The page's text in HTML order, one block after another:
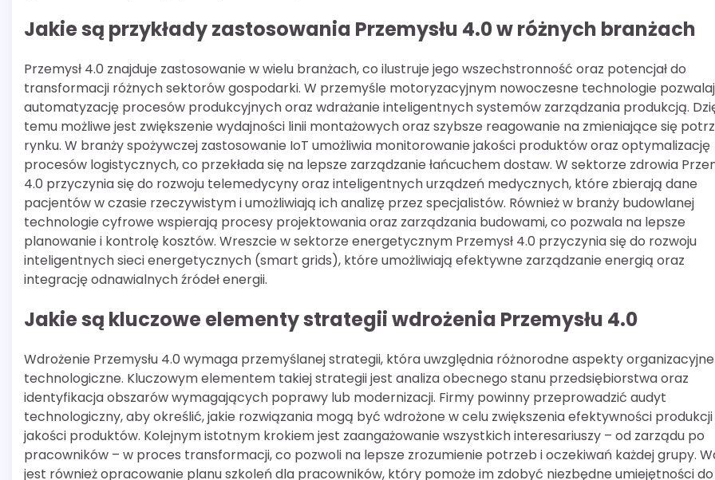
Jakie są przykłady zastosowania Przemysłu 4.0 w różnych branżach
Przemysł 4.0 znajduje zastosowanie w wielu branżach, co ilustruje jego wszechstronność oraz potencjał do
transformacji różnych sektorów gospodarki. W przemyśle motoryzacyjnym nowoczesne technologie
automatyzację procesów produkcyjnych oraz wdrażanie inteligentnych systemów zarządzania produkcją.
temu możliwe jest zwiększenie wydajności linii montażowych oraz szybsze reagowanie na zmieniające się
rynku. W branży spożywczej zastosowanie IoT umożliwia monitorowanie jakości produktów oraz optymalizację
procesów logistycznych, co przekłada się na lepsze zarządzanie łańcuchem dostaw. W sektorze zdrowia
4.0 przyczynia się do rozwoju telemedycyny oraz inteligentnych urządzeń medycznych, które zbierają dane
pacjentów w czasie rzeczywistym i umożliwiają ich analizę przez specjalistów. Również w branży budowlanej
technologie cyfrowe wspierają procesy projektowania oraz zarządzania budowami, co pozwala na lepsze
planowanie i kontrolę kosztów. Wreszcie w sektorze energetycznym Przemysł 4.0 przyczynia się do rozwoju
inteligentnych sieci energetycznych (smart grids), które umożliwiają efektywne zarządzanie energią oraz
integrację odnawialnych źródeł energii.
Jakie są kluczowe elementy strategii wdrożenia Przemysłu 4.0
Wdrożenie Przemysłu 4.0 wymaga przemyślanej strategii, która uwzględnia różnorodne aspekty
technologiczne. Kluczowym elementem takiej strategii jest analiza obecnego stanu przedsiębiorstwa oraz
identyfikacja obszarów wymagających poprawy lub modernizacji. Firmy powinny przeprowadzić audyt
technologiczny, aby określić, jakie rozwiązania mogą być wdrożone w celu zwiększenia efektywności produkcji
jakości produktów. Kolejnym istotnym krokiem jest zaangażowanie wszystkich interesariuszy – od zarządu po
pracowników – w proces transformacji, co pozwoli na lepsze zrozumienie potrzeb i oczekiwań każdej grupy.
jest również opracowanie planu szkoleń dla pracowników, który pomoże im zdobyć niezbędne umiejętności do